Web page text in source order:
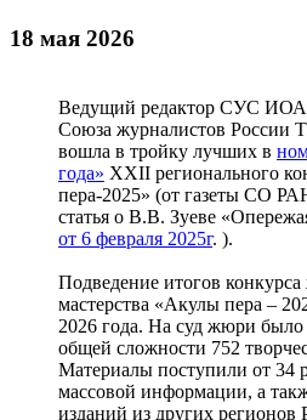
18 мая 2026
Ведущий редактор СУС
Союза журналистов России
вошла в тройку лучших в
года» XXII регионального
пера-2025» (от газеты СО
статья о В.В. Зуеве
от 6 февраля 2025г. ).
Подведение итогов конкурса
мастерства «Акулы пера –
2026 года. На суд жюри было
общей сложности 752
Материалы поступили от 34
массовой информации, а
изданий из других регионов